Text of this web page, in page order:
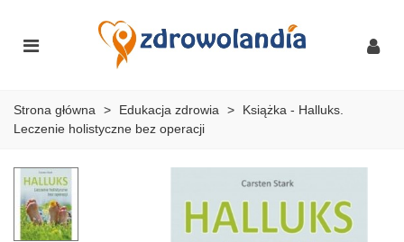
Strona główna > Edukacja zdrowia >
Książka - Halluks.
Leczenie holistyczne bez operacji